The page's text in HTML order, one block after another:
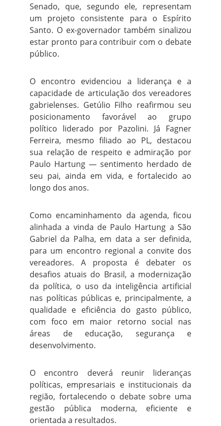
Senado, que, segundo ele, representam
um projeto consistente para o Espírito
Santo. O ex-governador também sinalizou
estar pronto para contribuir com o debate
público.
O encontro evidenciou a liderança e a
capacidade de articulação dos vereadores
gabrielenses. Getúlio Filho reafirmou seu
posicionamento favorável ao grupo
político liderado por Pazolini. Já Fagner
Ferreira, mesmo filiado ao PL, destacou
sua relação de respeito e admiração por
Paulo Hartung — sentimento herdado de
seu pai, ainda em vida, e fortalecido ao
longo dos anos.
Como encaminhamento da agenda, ficou
alinhada a vinda de Paulo Hartung a São
Gabriel da Palha, em data a ser definida,
para um encontro regional a convite dos
vereadores. A proposta é debater os
desafios atuais do Brasil, a modernização
da política, o uso da inteligência artificial
nas políticas públicas e, principalmente, a
qualidade e eficiência do gasto público,
com foco em maior retorno social nas
áreas de educação, segurança e
desenvolvimento.
O encontro deverá reunir lideranças
políticas, empresariais e institucionais da
região, fortalecendo o debate sobre uma
gestão pública moderna, eficiente e
orientada a resultados.